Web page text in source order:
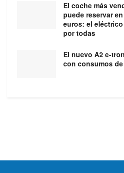
El coche más
puede reservar
euros: el
por todas
El nuevo A2 e-
con consumos